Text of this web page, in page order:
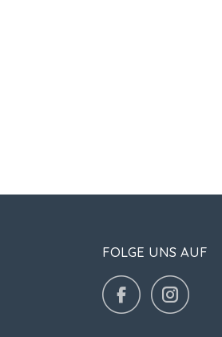
FOLGE UNS AUF